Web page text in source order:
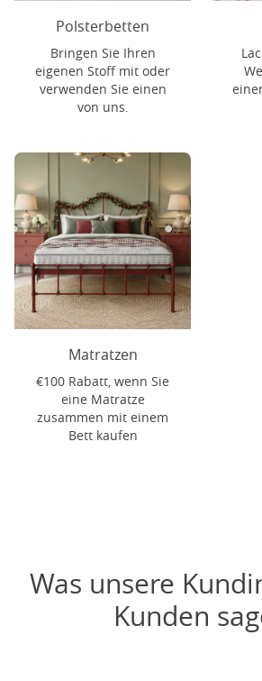
Polsterbetten
Bringen Sie Ihren
eigenen Stoff mit oder
verwenden Sie einen
von uns.
Matratzen
€100 Rabatt, wenn Sie
eine Matratze
zusammen mit einem
Bett kaufen
Was unsere
Kunden